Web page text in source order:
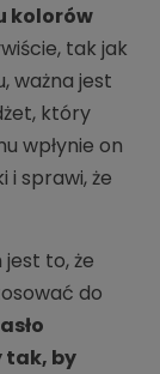
kolorów
tak jak
ważna jest
który
wpłynie on
sprawi, że
to, że
do
tak, by